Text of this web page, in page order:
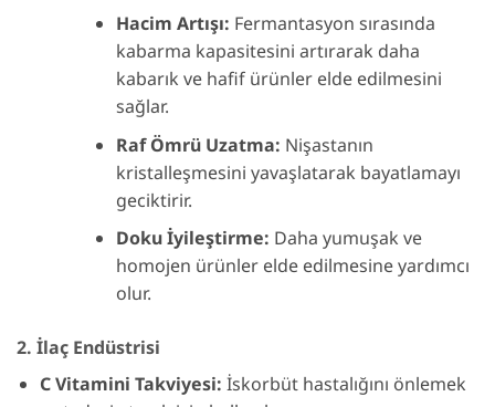
Hacim Artışı: Fermantasyon sırasında
kabarma kapasitesini artırarak daha
kabarık ve hafif ürünler elde edilmesini
sağlar.
Raf Ömrü Uzatma: Nişastanın
kristalleşmesini yavaşlatarak bayatlamayı
geciktirir.
Doku İyileştirme: Daha yumuşak ve
homojen ürünler elde edilmesine yardımcı
olur.
2. İlaç Endüstrisi
C Vitamini Takviyesi: İskorbüt hastalığını önlemek